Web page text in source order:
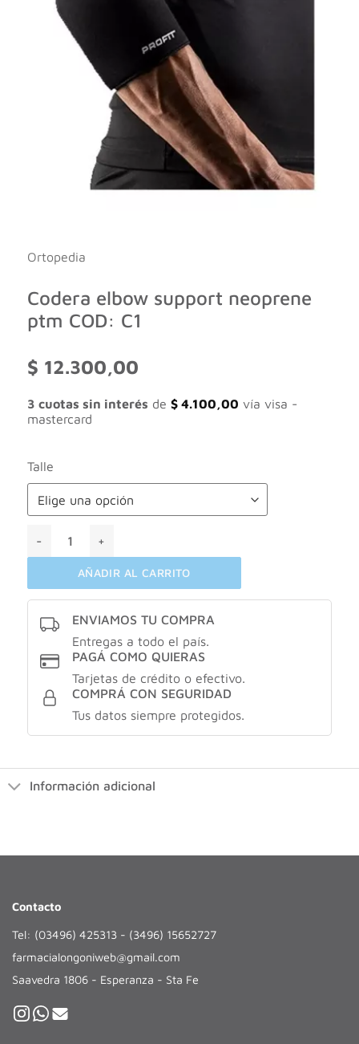
Ortopedia
Codera elbow support neoprene
ptm COD: C1
$ 12.300,00
3 cuotas sin interés de $4.100,00 vía visa -
mastercard
Talle
AÑADIR AL CARRITO
ENVIAMOS TU COMPRA
Entregas a todo el país.
PAGÁ COMO QUIERAS
Tarjetas de crédito o efectivo.
COMPRÁ CON SEGURIDAD
Tus datos siempre protegidos.
Información adicional
Contacto
Tel: (03496) 425313 - (3496) 15652727
farmacialongoniweb@gmail.com
Saavedra 1806 - Esperanza - Sta Fe